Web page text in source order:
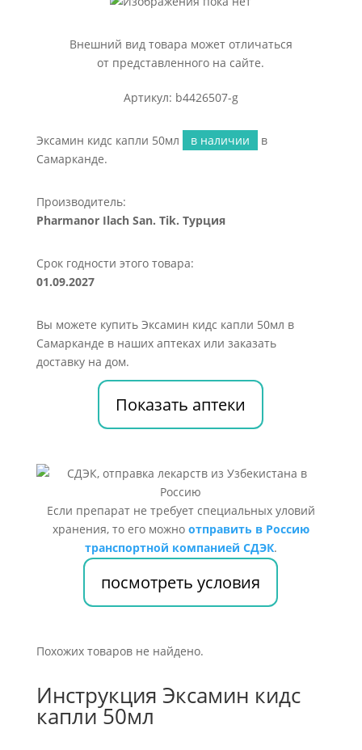
Внешний вид товара может отличаться
от представленного на сайте.
Артикул: b4426507-g
Эксамин кидс капли 50мл в наличии
в
Самарканде.
Производитель:
Pharmanor Ilach San. Tik. Турция
Срок годности этого товара:
01.09.2027
Вы можете купить Эксамин кидс капли 50мл в
Самарканде в наших аптеках или заказать
доставку на дом.
Показать аптеки
Если препарат не требует специальных уловий
хранения, то его можно отправить в Россию
транспортной компанией СДЭК.
посмотреть условия
Похожих товаров не найдено.
Инструкция Эксамин кидс
капли 50мл